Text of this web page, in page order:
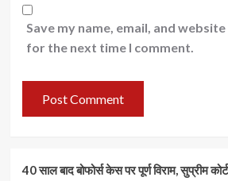
Save my name, email, and
for the next time I comment.
40 साल बाद बोफोर्स केस पर पूर्ण विराम, सुप्रीम